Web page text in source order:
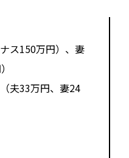
ス150万円）、妻
夫33万円、妻24